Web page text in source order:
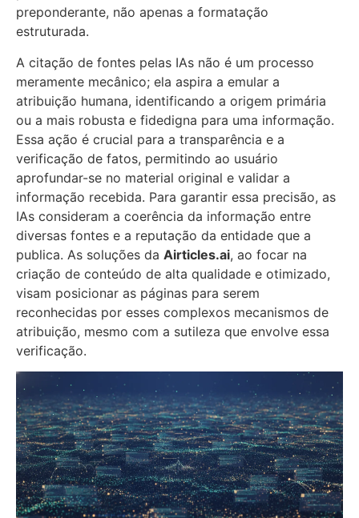
preponderante, não apenas a formatação
estruturada.
A citação de fontes pelas IAs não é um processo
meramente mecânico; ela aspira a emular a
atribuição humana, identificando a origem primária
ou a mais robusta e fidedigna para uma informação.
Essa ação é crucial para a transparência e a
verificação de fatos, permitindo ao usuário
aprofundar-se no material original e validar a
informação recebida. Para garantir essa precisão, as
IAs consideram a coerência da informação entre
diversas fontes e a reputação da entidade que a
publica. As soluções da Airticles.ai, ao focar na
criação de conteúdo de alta qualidade e otimizado,
visam posicionar as páginas para serem
reconhecidas por esses complexos mecanismos de
atribuição, mesmo com a sutileza que envolve essa
verificação.